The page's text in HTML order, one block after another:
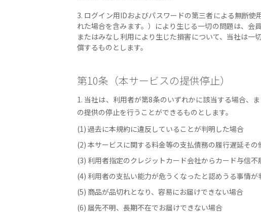
3. ログイン用IDおよびパスワードの第三者による無断
れた場合を含みます。）により生じる一切の問題は、
またはみなし利用により生じた損害について、当社は
償するものとします。
第10条（本サービスの提供停止）
1. 当社は、利用者が第8条のいずれかに該当する場合、
の提供の停止を行うことができるものとします。
(1) 過去に本規約に違反していることが判明した場合
(2) 本サービスに関する料金等の支払債務の履行遅延そ
(3) 利用者指定のクレジットカード会社からカード与信
(4) 利用者の支払い能力が危うくなったと認めうる事情が
(5) 商品が品切れとなり、容易にお届けできない場合
(6) 届先不明、長期不在でお届けできない場合